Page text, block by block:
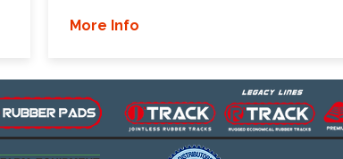
More Info